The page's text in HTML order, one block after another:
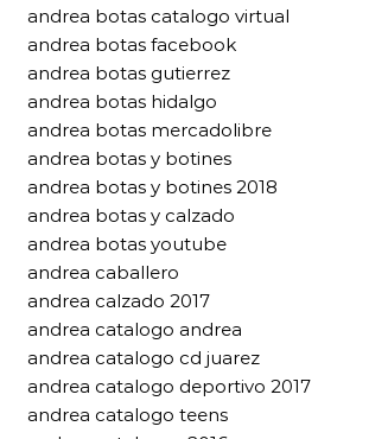
andrea botas catalogo virtual
andrea botas facebook
andrea botas gutierrez
andrea botas hidalgo
andrea botas mercadolibre
andrea botas y botines
andrea botas y botines 2018
andrea botas y calzado
andrea botas youtube
andrea caballero
andrea calzado 2017
andrea catalogo andrea
andrea catalogo cd juarez
andrea catalogo deportivo 2017
andrea catalogo teens